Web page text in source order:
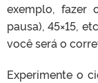
exemplo, fazer
pausa), 45×15,
você será o
Experimente o